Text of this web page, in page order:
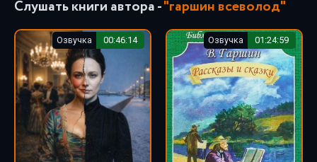
Слушать книги автора -"гаршин всеволод"
Озвучка 00:46:14 Озвучка 01:24:59